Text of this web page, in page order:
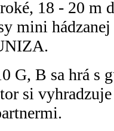
18 - 20 m
mini
G, B sa hrá s
si